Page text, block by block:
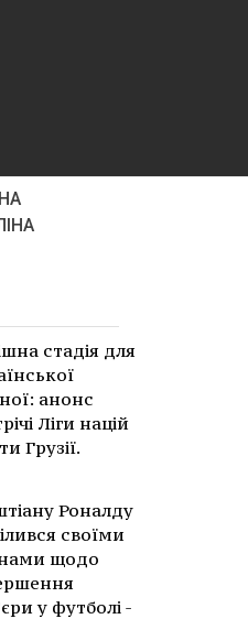
стадія для
анонс
Ліги націй
Грузії.
Роналду
своїми
щодо
у футболі -